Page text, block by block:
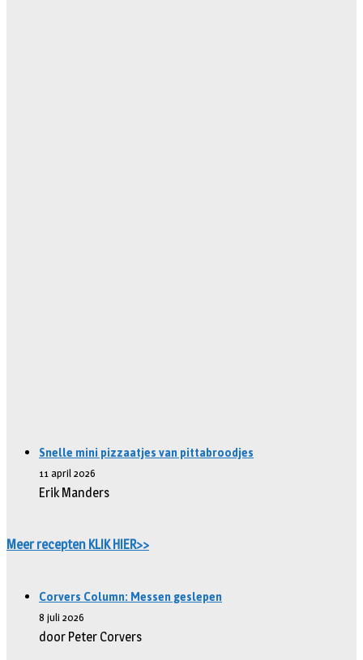
Snelle mini pizzaatjes van pittabroodjes
11 april 2026
Erik Manders
Meer recepten KLIK HIER>>
Corvers Column: Messen geslepen
8 juli 2026
door Peter Corvers